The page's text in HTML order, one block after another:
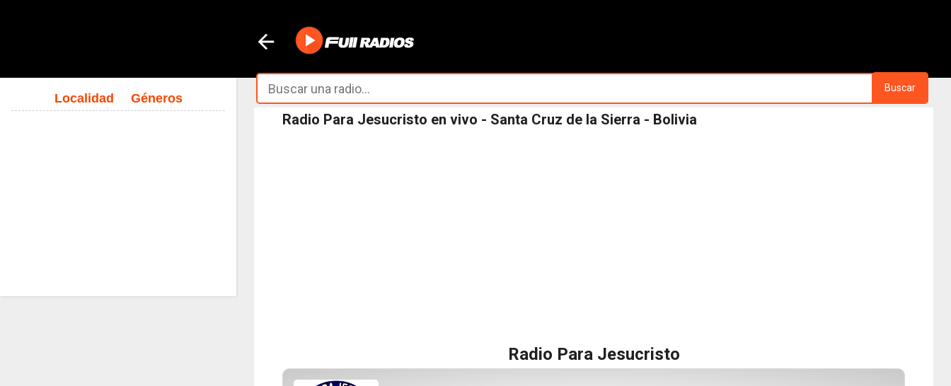
Buscar
Radio Para Jesucristo en vivo - Santa Cruz de la Sierra - Bolivia
Radio Para Jesucristo
Localidad Géneros